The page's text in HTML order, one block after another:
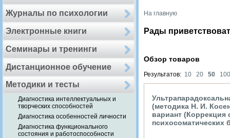
Журналы по психологии
Электронные книги
Семинары и тренинги
Дистанционное обучение
Методики и тесты
Диагностика интеллектуальных и
творческих способностей
Диагностика особенностей личности
Диагностика функционального
состояния и работоспособности
На главную
Рады
Обзор товаров
Результатов: 10 20 50 100
(методика Н. И.
вариант (Коррекция
психосоматических